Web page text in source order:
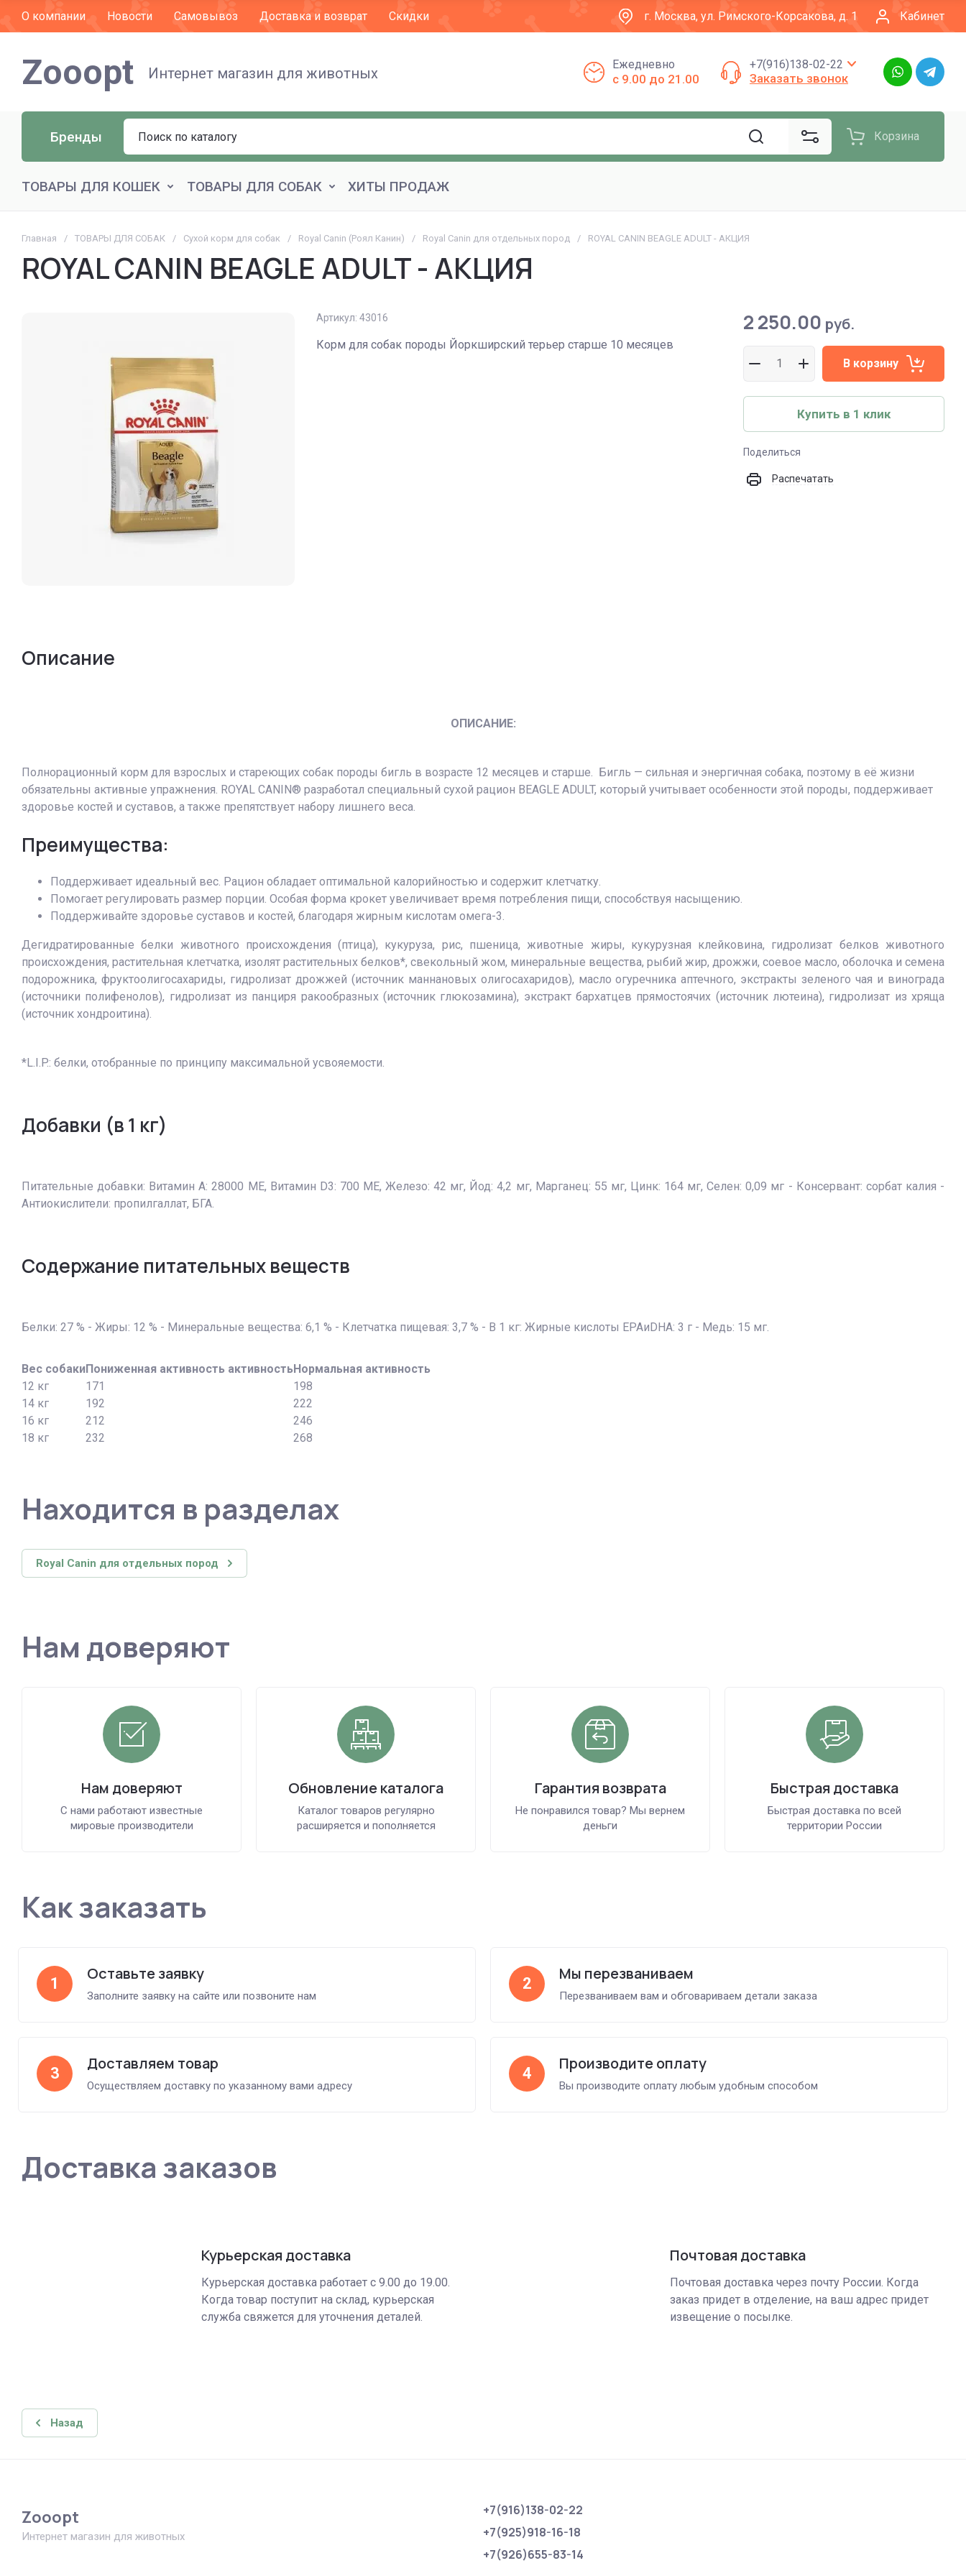
О компании Новости Самовывоз Доставка и возврат Скидки г. Москва, ул. Римского-Корсакова, д. 1 Кабинет
Zooopt Интернет магазин для животных
Ежедневно
с 9.00 до 21.00
+7(916)138-02-22
Заказать звонок
Бренды Корзина
ТОВАРЫ ДЛЯ КОШЕК ТОВАРЫ ДЛЯ СОБАК ХИТЫ ПРОДАЖ
Главная / ТОВАРЫ ДЛЯ СОБАК / Сухой корм для собак / Royal Canin (Роял Канин) / Royal Canin для отдельных пород / ROYAL CANIN BEAGLE ADULT - АКЦИЯ
ROYAL CANIN BEAGLE ADULT - АКЦИЯ
Артикул: 43016
Корм для собак породы Йоркширский терьер старше 10 месяцев
2 250.00 руб.
В корзину
Купить в 1 клик
Поделиться
Распечатать
Описание
ОПИСАНИЕ:
Полнорационный корм для взрослых и стареющих собак породы бигль в возрасте 12 месяцев и старше. Бигль — сильная и энергичная собака, поэтому в её жизни
обязательны активные упражнения. ROYAL CANIN® разработал специальный сухой рацион BEAGLE ADULT, который учитывает особенности этой породы, поддерживает
здоровье костей и суставов, а также препятствует набору лишнего веса.
Преимущества:
Поддерживает идеальный вес. Рацион обладает оптимальной калорийностью и содержит клетчатку.
Помогает регулировать размер порции. Особая форма крокет увеличивает время потребления пищи, способствуя насыщению.
Поддерживайте здоровье суставов и костей, благодаря жирным кислотам омега-3.
Дегидратированные белки животного происхождения (птица), кукуруза, рис, пшеница, животные жиры, кукурузная клейковина, гидролизат белков животного
происхождения, растительная клетчатка, изолят растительных белков*, свекольный жом, минеральные вещества, рыбий жир, дрожжи, соевое масло, оболочка и семена
подорожника, фруктоолигосахариды, гидролизат дрожжей (источник мaннановых олигосахаридов), масло огуречника аптечного, экстракты зеленого чая и винограда
(источники полифенолов), гидролизат из панциря ракообразных (источник глюкозамина), экстракт бархатцев прямостоячих (источник лютеина), гидролизат из хряща
(источник хондроитина).
*L.I.P.: белки, отобранные по принципу максимальной усвояемости.
Добавки (в 1 кг)
Питательные добавки: Витамин A: 28000 ME, Витамин D3: 700 ME, Железо: 42 мг, Йод: 4,2 мг, Марганец: 55 мг, Цинк: 164 мг, Ceлeн: 0,09 мг - Консервант: сорбат калия -
Антиокислители: пропилгаллат, БГА.
Содержание питательных веществ
Белки: 27 % - Жиры: 12 % - Минеральные вещества: 6,1 % - Клетчатка пищевая: 3,7 % - В 1 кг: Жирные кислоты EPAиDHA: 3 г - Медь: 15 мг.
Вес собакиПониженная активность активностьНормальная активность
12 кг
171
198
14 кг
192
222
16 кг
212
246
18 кг
232 268
Находится в разделах
Royal Canin для отдельных пород
Нам доверяют
Нам доверяют
С нами работают известные
мировые производители
Обновление каталога
Каталог товаров регулярно
расширяется и пополняется
Гарантия возврата
Не понравился товар? Мы вернем
деньги
Быстрая доставка
Быстрая доставка по всей
территории России
Как заказать
1
Оставьте заявку
Заполните заявку на сайте или позвоните нам
2
Мы перезваниваем
Перезваниваем вам и обговариваем детали заказа
3
Доставляем товар
Осуществляем доставку по указанному вами адресу
4
Производите оплату
Вы производите оплату любым удобным способом
Доставка заказов
Курьерская доставка
Курьерская доставка работает с 9.00 до 19.00.
Когда товар поступит на склад, курьерская
служба свяжется для уточнения деталей.
Почтовая доставка
Почтовая доставка через почту России. Когда
заказ придет в отделение, на ваш адрес придет
извещение о посылке.
Назад
Zooopt
Интернет магазин для животных
+7(916)138-02-22
+7(925)918-16-18
+7(926)655-83-14